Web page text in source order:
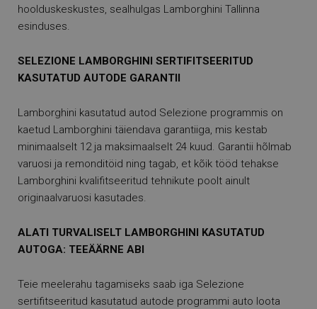
hoolduskeskustes, sealhulgas Lamborghini Tallinna
esinduses.
SELEZIONE LAMBORGHINI SERTIFITSEERITUD
KASUTATUD AUTODE GARANTII
Lamborghini kasutatud autod Selezione programmis on
kaetud Lamborghini täiendava garantiiga, mis kestab
minimaalselt 12 ja maksimaalselt 24 kuud. Garantii hõlmab
varuosi ja remonditöid ning tagab, et kõik tööd tehakse
Lamborghini kvalifitseeritud tehnikute poolt ainult
originaalvaruosi kasutades.
ALATI TURVALISELT LAMBORGHINI KASUTATUD
AUTOGA: TEEÄÄRNE ABI
Teie meelerahu tagamiseks saab iga Selezione
sertifitseeritud kasutatud autode programmi auto loota